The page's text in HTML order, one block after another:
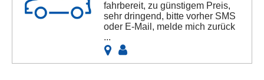
fahrbereit, zu günstigem Preis,
sehr dringend, bitte vorher SMS
oder E-Mail, melde mich zurück
...